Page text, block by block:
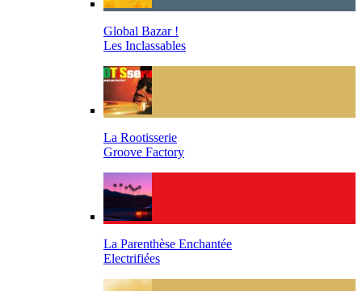
Global Bazar !
Les Inclassables
La Rootisserie
Groove Factory
La Parenthèse Enchantée
Electrifiées